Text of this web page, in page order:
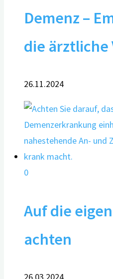
Demenz –
die ärztliche
26.11.2024
0
Auf die
achten